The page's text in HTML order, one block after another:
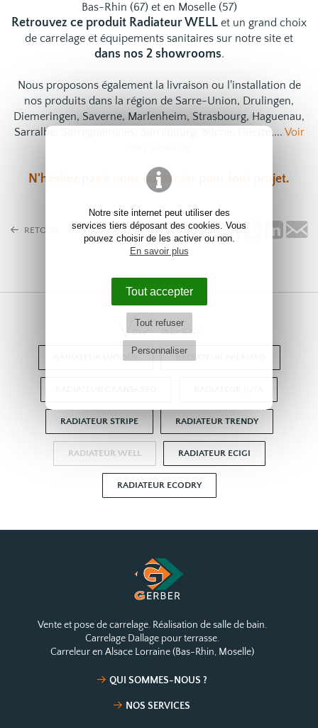
Notre site internet peut utiliser des
services tiers déposant des cookies. Vous
pouvez choisir de les activer ou non.
En savoir plus
Tout accepter
Tout refuser
Personnaliser
Bas-Rhin (67) et en Moselle (57)
Retrouvez ce produit Radiateur WELL et un grand choix
de carrelage et équipements sanitaires sur notre site et
dans nos 2 showrooms.
Nous proposons également la livraison ou l'installation de
nos produits dans la région de Sarre-Union, Drulingen,
Diemeringen, Saverne, Marlenheim, Strasbourg, Haguenau,
Sarralbe, Sarreguemines, Sarrebourg, Bitche, Dieuze,... Voir
N'hésitez pas à nous contacter pour tout projet.
RETOUR Partagez ce produit
Voir aussi
RADIATEUR WOODY RADIATEUR APEROSO
RADIATEUR STRIPE RADIATEUR TRENDY
RADIATEUR WELL RADIATEUR ECIGI
RADIATEUR ECODRY
Vente et pose de carrelage. Réalisation de salle de bain.
Carrelage Dallage pour terrasse.
Carreleur en Alsace Lorraine (Bas-Rhin, Moselle)
QUI SOMMES-NOUS ?
NOS SERVICES